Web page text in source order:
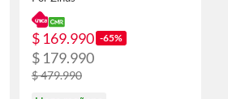
$ 169.990 -65%
$ 179.990
$ 479.990